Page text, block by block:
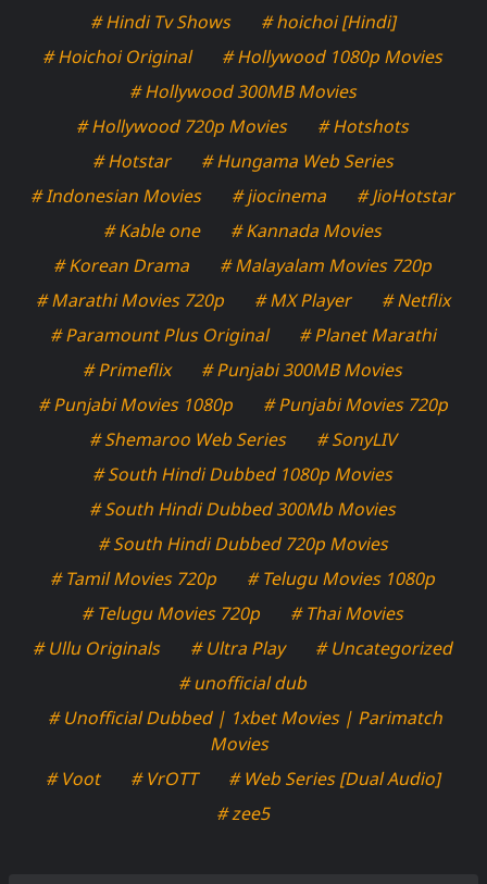
# Hindi Tv Shows
# hoichoi [Hindi]
# Hoichoi Original
# Hollywood 1080p Movies
# Hollywood 300MB Movies
# Hollywood 720p Movies
# Hotshots
# Hotstar
# Hungama Web Series
# Indonesian Movies
# jiocinema
# JioHotstar
# Kable one
# Kannada Movies
# Korean Drama
# Malayalam Movies 720p
# Marathi Movies 720p
# MX Player
# Netflix
# Paramount Plus Original
# Planet Marathi
# Primeflix
# Punjabi 300MB Movies
# Punjabi Movies 1080p
# Punjabi Movies 720p
# Shemaroo Web Series
# SonyLIV
# South Hindi Dubbed 1080p Movies
# South Hindi Dubbed 300Mb Movies
# South Hindi Dubbed 720p Movies
# Tamil Movies 720p
# Telugu Movies 1080p
# Telugu Movies 720p
# Thai Movies
# Ullu Originals
# Ultra Play
# Uncategorized
# unofficial dub
# Unofficial Dubbed | 1xbet Movies | Parimatch
Movies
# Voot
# VrOTT
# Web Series [Dual Audio]
# zee5